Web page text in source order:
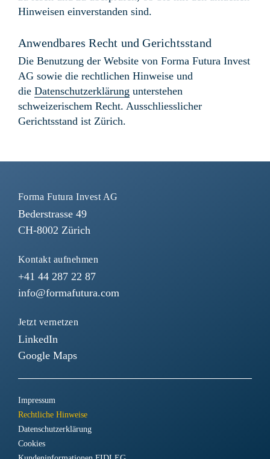
Hinweisen einverstanden sind.
Anwendbares Recht und Gerichtsstand
Die Benutzung der Website von Forma Futura Invest
AG sowie die rechtlichen Hinweise und
die Datenschutzerklärung unterstehen
schweizerischem Recht. Ausschliesslicher
Gerichtsstand ist Zürich.
Forma Futura Invest AG
Bederstrasse 49
CH-8002 Zürich
Kontakt aufnehmen
+41 44 287 22 87
info@formafutura.com
Jetzt vernetzen
LinkedIn
Google Maps
Impressum
Rechtliche Hinweise
Datenschutzerklärung
Cookies